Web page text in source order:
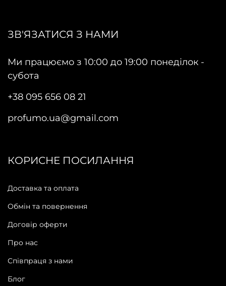
ЗВ'ЯЗАТИСЯ З НАМИ
Ми працюємо з 10:00 до 19:00 понеділок -
субота
+38 095 656 08 21
profumo.ua@gmail.com
КОРИСНЕ ПОСИЛАННЯ
Доставка та оплата
Обмін та повернення
Договір оферти
Про нас
Співпраця з нами
Блог